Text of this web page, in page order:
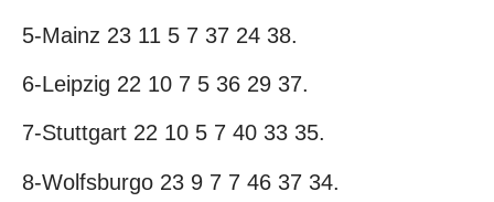
5-Mainz 23 11 5 7 37 24 38.
6-Leipzig 22 10 7 5 36 29 37.
7-Stuttgart 22 10 5 7 40 33 35.
8-Wolfsburgo 23 9 7 7 46 37 34.